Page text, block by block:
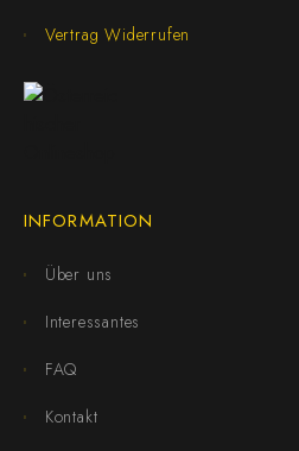
Vertrag Widerrufen
INFORMATION
Über uns
Interessantes
FAQ
Kontakt